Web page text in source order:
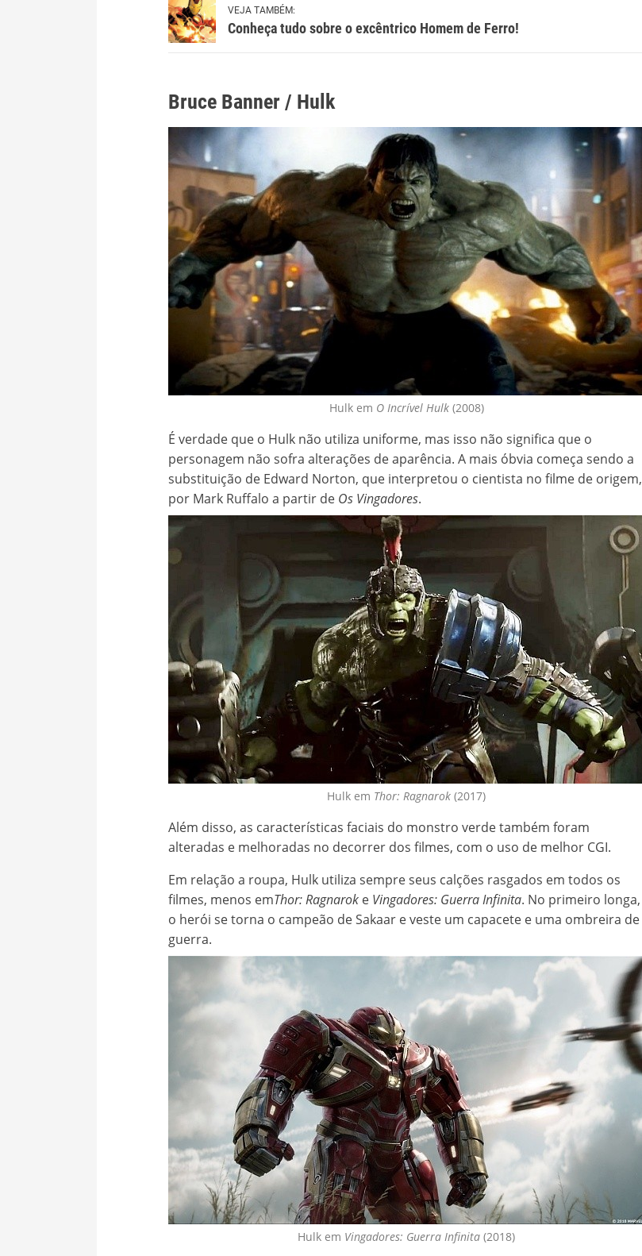
VEJA TAMBÉM:
Conheça tudo sobre o excêntrico Homem de Ferro!
Bruce Banner / Hulk
Hulk em O Incrível Hulk(2008)
É verdade que o Hulk não utiliza uniforme, mas isso não significa que o
personagem não sofra alterações de aparência. A mais óbvia começa sendo a
substituição de Edward Norton, que interpretou o cientista no filme de origem,
por Mark Ruffalo a partir de Os Vingadores.
Hulk em Thor: Ragnarok (2017)
Além disso, as características faciais do monstro verde também foram
alteradas e melhoradas no decorrer dos filmes, com o uso de melhor CGI.
Em relação a roupa, Hulk utiliza sempre seus calções rasgados em todos os
filmes, menos emThor: Ragnarok e Vingadores: Guerra Infinita. No primeiro longa,
o herói se torna o campeão de Sakaar e veste um capacete e uma ombreira de
guerra.
Hulk em Vingadores: Guerra Infinita (2018)